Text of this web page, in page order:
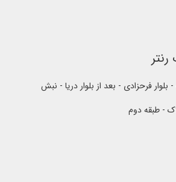
فرحزادی - بعد از بلوار دریا - نبش
- طبقه دوم